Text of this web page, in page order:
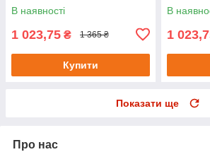
В наявності
1 023,75 ₴ 1 365 ₴
Купити
В
1
Показати ще
Про нас